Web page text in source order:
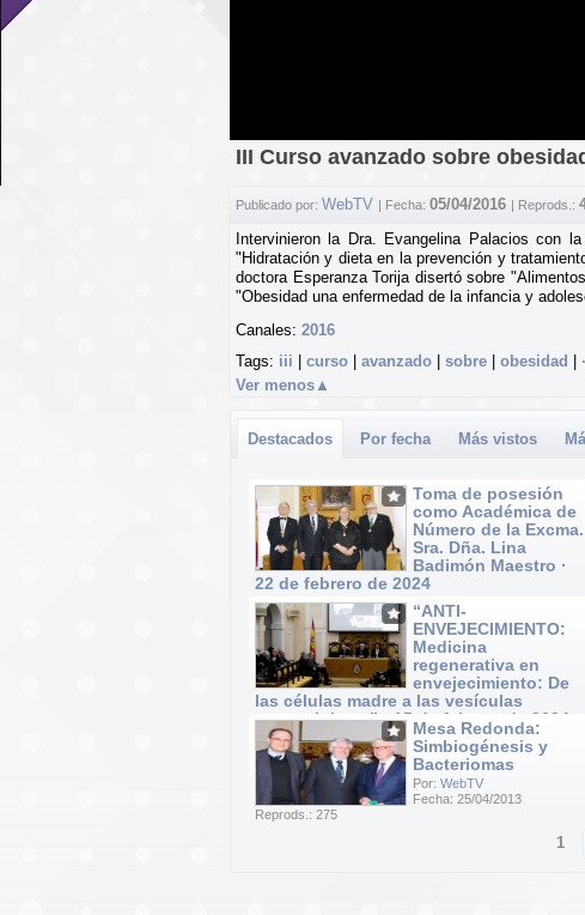
III Curso avanzado sobre
Publicado por: WebTV | Fecha: 05/04/2016 | Reprods.:
Ver menos ▲
Intervinieron la Dra. Evangelina Palacios con
"Hidratación y dieta en la prevención y
doctora Esperanza Torija disertó sobre
"Obesidad una enfermedad de la infancia y
Canales: 2016
Tags: iii curso avanzado sobre obesidad ·
Destacados Por fecha Más vistos
Toma de posesión
como Académica de
Número de la Excma.
Sra. Dña. Lina
Badimón Maestro ·
22 de febrero de 2024
Por:WebTV
Fecha: 22/02/2024
Reprods.: 40
“ANTI-
ENVEJECIMIENTO:
Medicina
regenerativa en
envejecimiento: De
las células madre a las vesículas
extracelulares” · 15 de febrero de 2024
Por:WebTV
Fecha: 15/02/2024
Reprods.: 37
Mesa Redonda:
Simbiogénesis y
Bacteriomas
Por: WebTV
Fecha: 25/04/2013
Reprods.: 275
1